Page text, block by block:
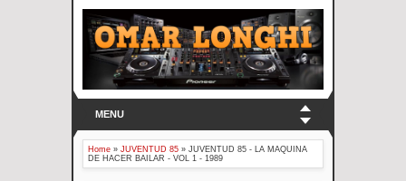
MENU
Home » JUVENTUD 85 » JUVENTUD 85 - LA MAQUINA
DE HACER BAILAR - VOL 1 - 1989